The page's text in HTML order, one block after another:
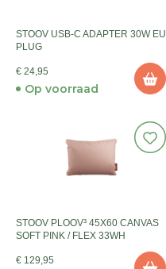
STOOV USB-C ADAPTER 30W EU
PLUG
€ 24,95
Op voorraad
STOOV PLOOV³ 45X60 CANVAS
SOFT PINK / FLEX 33WH
€ 129,95